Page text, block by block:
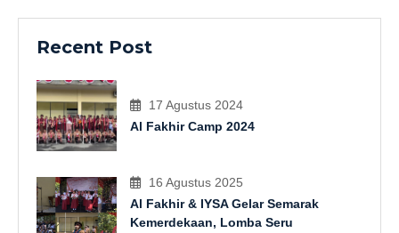
Recent Post
17 Agustus 2024
Al Fakhir Camp 2024
16 Agustus 2025
Al Fakhir & IYSA Gelar Semarak
Kemerdekaan, Lomba Seru